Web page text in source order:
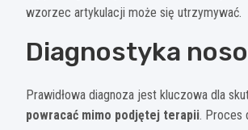
wzorzec artykulacji może się utrzymywać.
Diagnostyka
Prawidłowa diagnoza jest kluczowa dla
powracać mimo podjętej terapii. Proces